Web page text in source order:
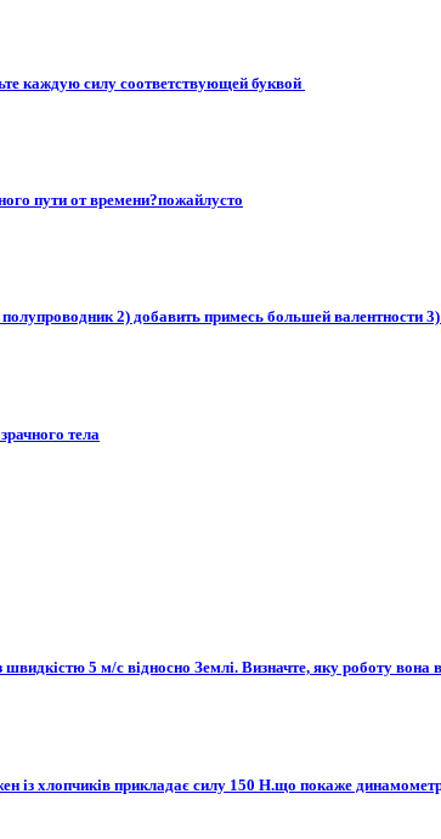
каждую силу соответствующей буквой
пути от времени?пожайлусто
2) добавить примесь большей валентности
тела
5 м/с відносно Землі. Визначте, яку роботу
із хлопчиків прикладає силу 150 Н.що покаже